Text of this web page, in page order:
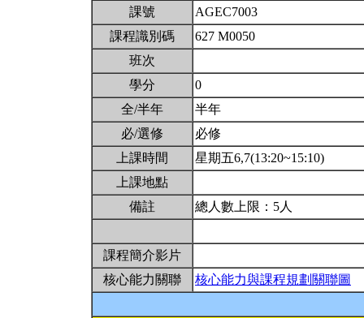
課號
AGEC7003
課程識別碼
627 M0050
班次
學分
0
全/半年
半年
必/選修
必修
上課時間
星期五6,7(13:20~15:10)
上課地點
備註
總人數上限：5人
課程簡介影片
核心能力關聯
核心能力與課程規劃關聯圖